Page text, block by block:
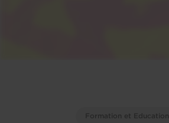
Formation et Education